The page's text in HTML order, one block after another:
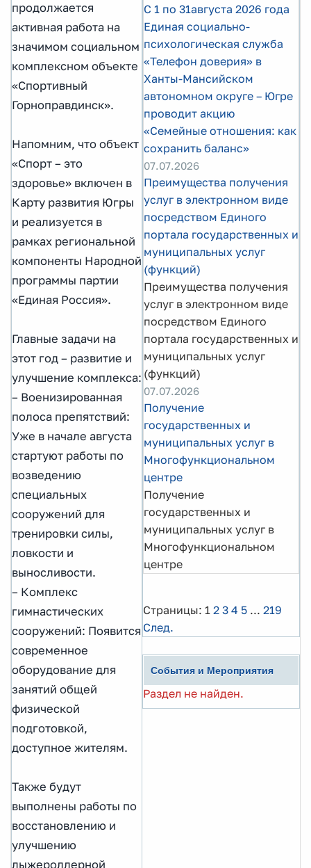
продолжается
активная работа на
значимом социальном
комплексном объекте
«Спортивный
Горноправдинск».
Напомним, что объект
«Спорт – это
здоровье» включен в
Карту развития Югры
и реализуется в
рамках региональной
компоненты Народной
программы партии
«Единая Россия».
Главные задачи на
этот год – развитие и
улучшение комплекса:
– Военизированная
полоса препятствий:
Уже в начале августа
стартуют работы по
возведению
специальных
сооружений для
тренировки силы,
ловкости и
выносливости.
– Комплекс
гимнастических
сооружений: Появится
современное
оборудование для
занятий общей
физической
подготовкой,
доступное жителям.
Также будут
выполнены работы по
восстановлению и
улучшению
лыжероллерной
С 1 по 31августа 2026 года
Единая социально-
психологическая служба
«Телефон доверия» в
Ханты-Мансийском
автономном округе – Югре
проводит акцию
«Семейные отношения: как
сохранить баланс»
07.07.2026
Преимущества получения
услуг в электронном виде
посредством Единого
портала государственных и
муниципальных услуг
(функций)
Преимущества получения
услуг в электронном виде
посредством Единого
портала государственных и
муниципальных услуг
(функций)
07.07.2026
Получение
государственных и
муниципальных услуг в
Многофункциональном
центре
Получение
государственных и
муниципальных услуг в
Многофункциональном
центре
Страницы: 1 2 3 4 5 ... 219
След.
События и Мероприятия
Раздел не найден.